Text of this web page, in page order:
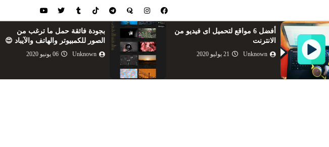
بجودة فائقة حمل ما ترغب من
الصور للكمبيوتر والهاتف والآيباد 😍
Unknown 06 يونيو 2020
كيفية اختراق وتهكير اي شبكة
وايفاى 2020 مضمونة وحصرية
100% بسرعه قبل ان ت...